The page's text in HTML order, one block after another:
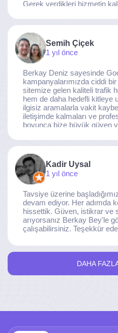
Gerek verdikleri hizmetin
noktaya ulaştı. Kaliteden
ekibine gönülden teşekkür
Semih Çiçek
1 yıl önce
Berkay Deniz sayesinde
kampanyalarımızda ciddi
sitemize gelen kaliteli trafik
hem de daha hedefli kitleye
ilgisiz aramalarla vakit
iletişimde kalmaları ve
boyunca bize büyük güven
Kadir Uysal
1 yıl önce
Tavsiye üzerine
devam ediyor. Her adımda
hissettik. Güven, istikrar ve
arıyorsanız Berkay Bey'le
çalışabilirsiniz. Teşekkür
DAHA